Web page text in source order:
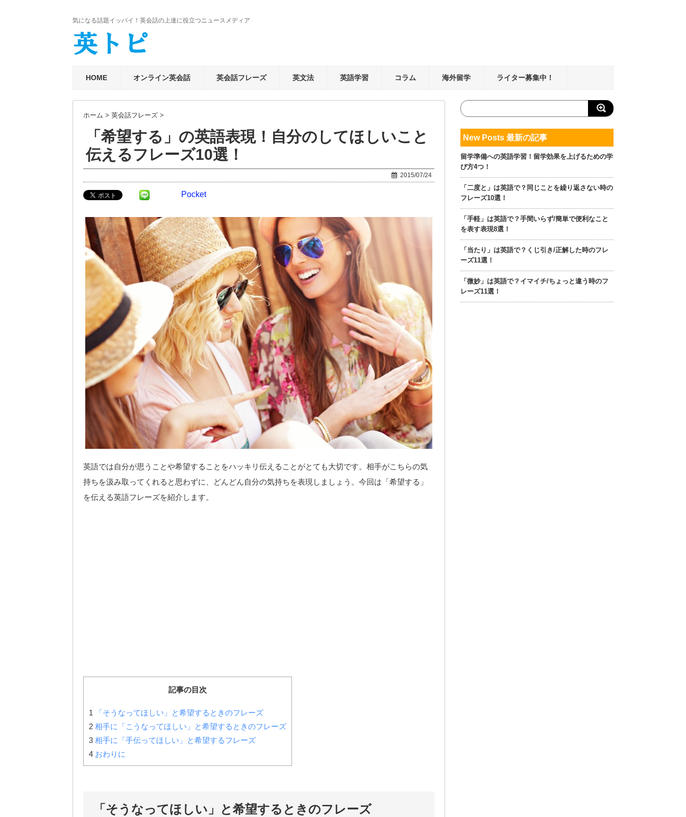
気になる話題イッパイ！英会話の上達に役立つニュースメディア
HOME オンライン英会話 英会話フレーズ 英文法 英語学習 コラム 海外留学 ライター募集中！
ホーム > 英会話フレーズ >
「希望する」の英語表現！自分のしてほしいこと
伝えるフレーズ10選！
2015/07/24
Pocket
英語では自分が思うことや希望することをハッキリ伝えることがとても大切です。相手がこちらの気
持ちを汲み取ってくれると思わずに、どんどん自分の気持ちを表現しましょう。今回は「希望する」
を伝える英語フレーズを紹介します。
記事の目次
1 「そうなってほしい」と希望するときのフレーズ
2 相手に「こうなってほしい」と希望するときのフレーズ
3 相手に「手伝ってほしい」と希望するフレーズ
4 おわりに
「そうなってほしい」と希望するときのフレーズ
New Posts 最新の記事
留学準備への英語学習！留学効果を上げるための学
び方4つ！
「二度と」は英語で？同じことを繰り返さない時の
フレーズ10選！
「手軽」は英語で？手間いらず/簡単で便利なこと
を表す表現8選！
「当たり」は英語で？くじ引き/正解した時のフレ
ーズ11選！
「微妙」は英語で？イマイチ/ちょっと違う時のフ
レーズ11選！